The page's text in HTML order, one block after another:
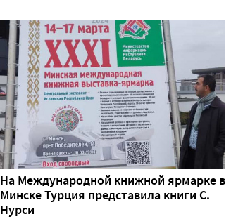
На Международной книжной ярмарке в
Минске Турция представила книги С.
Нурси